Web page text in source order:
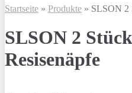
Startseite » Produkte » SLSON 2
SLSON 2
Resisenäpfe